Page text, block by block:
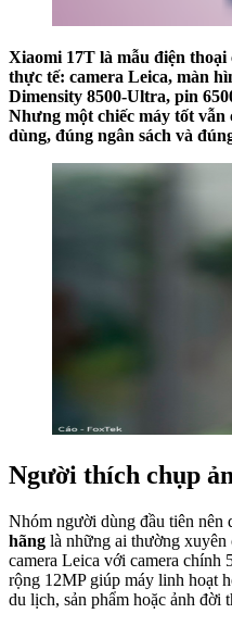
Xiaomi 17T là mẫu điện thoại
thực tế: camera Leica, màn
Dimensity 8500-Ultra, pin
Nhưng một chiếc máy tốt
dùng, đúng ngân sách và
Người thích chụp
Nhóm người dùng đầu tiên nên
hãng là những ai thường xuyên
camera Leica với camera chính
rộng 12MP giúp máy linh hoạt
du lịch, sản phẩm hoặc ảnh đời